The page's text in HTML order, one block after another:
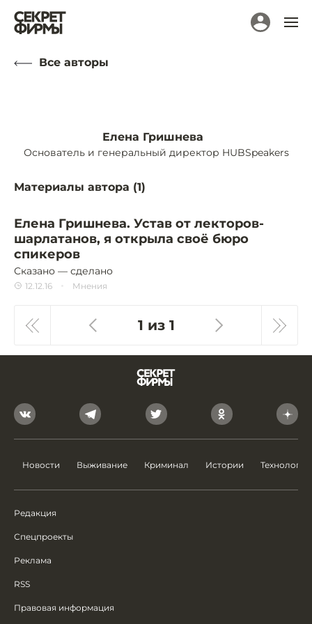
Все авторы
Елена Гришнева
Основатель и генеральный директор HUBSpeakers
Материалы автора (1)
Елена Гришнева. Устав от лекторов-
шарлатанов, я открыла своё бюро
спикеров
Сказано — сделано
12.12.16 Мнения
1 из 1
Новости Выживание Криминал Истории Технологии
Редакция
Спецпроекты
Реклама
RSS
Правовая информация